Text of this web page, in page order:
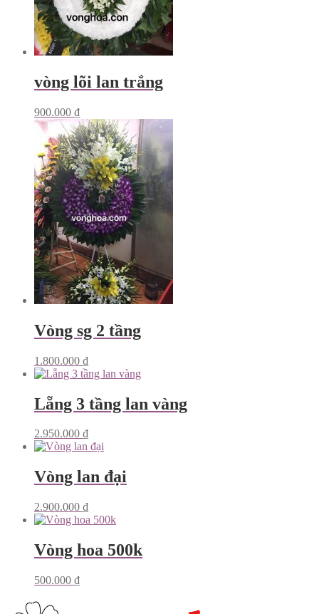
vòng lõi lan trắng
900.000 ₫
Vòng sg 2 tầng
1.800.000 ₫
Lẵng 3 tầng lan vàng
2.950.000 ₫
Vòng lan đại
2.900.000 ₫
Vòng hoa 500k
500.000 ₫